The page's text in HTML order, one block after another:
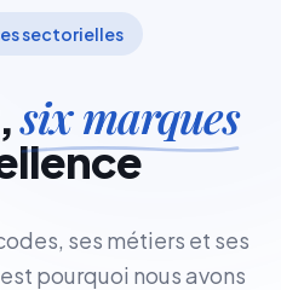
sectorielles
six marques
ses métiers et ses
pourquoi nous avons